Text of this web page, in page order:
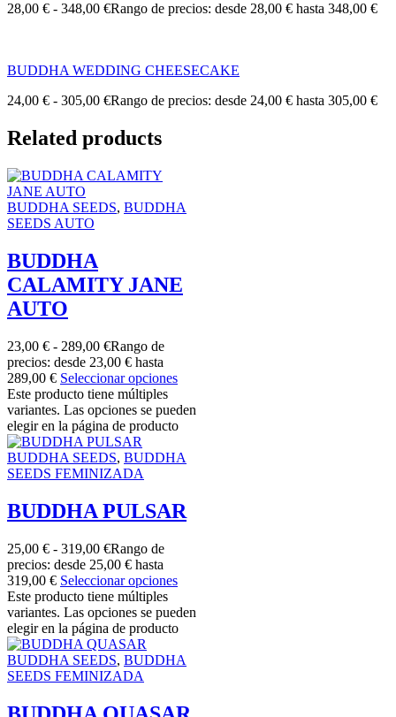
28,00 € - 348,00 €Rango de precios: desde 28,00 € hasta 348,00 €
BUDDHA WEDDING CHEESECAKE
24,00 € - 305,00 €Rango de precios: desde 24,00 € hasta 305,00 €
Related products
BUDDHA SEEDS, BUDDHA
SEEDS AUTO
BUDDHA
CALAMITY JANE
AUTO
23,00 € - 289,00 €Rango de
precios: desde 23,00 € hasta
289,00 € Seleccionar opciones
Este producto tiene múltiples
variantes. Las opciones se pueden
elegir en la página de producto
BUDDHA SEEDS, BUDDHA
SEEDS FEMINIZADA
BUDDHA PULSAR
25,00 € - 319,00 €Rango de
precios: desde 25,00 € hasta
319,00 € Seleccionar opciones
Este producto tiene múltiples
variantes. Las opciones se pueden
elegir en la página de producto
BUDDHA SEEDS, BUDDHA
SEEDS FEMINIZADA